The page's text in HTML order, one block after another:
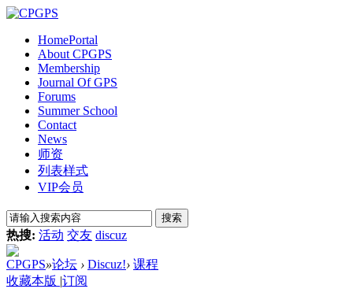
HomePortal
About CPGPS
Membership
Journal Of GPS
Forums
Summer School
Contact
News
师资
列表样式
VIP会员
搜索
热搜: 活动 交友 discuz
CPGPS»论坛 › Discuz!› 课程
收藏本版 |订阅